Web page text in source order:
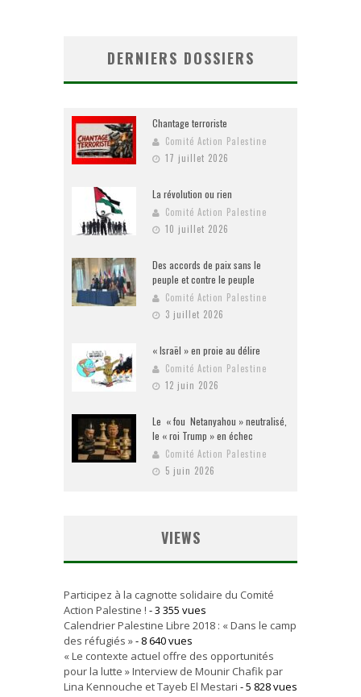
DERNIERS DOSSIERS
Chantage terroriste
Comité Action Palestine
17 juillet 2026
La révolution ou rien
Comité Action Palestine
10 juillet 2026
Des accords de paix sans le
peuple et contre le peuple
Comité Action Palestine
3 juillet 2026
« Israël » en proie au délire
Comité Action Palestine
12 juin 2026
Le « fou Netanyahou » neutralisé,
le « roi Trump » en échec
Comité Action Palestine
5 juin 2026
VIEWS
Participez à la cagnotte solidaire du Comité
Action Palestine ! - 3 355 vues
Calendrier Palestine Libre 2018 : « Dans le camp
des réfugiés »- 8 640 vues
« Le contexte actuel offre des opportunités
pour la lutte » Interview de Mounir Chafik par
Lina Kennouche et Tayeb El Mestari - 5 828 vues